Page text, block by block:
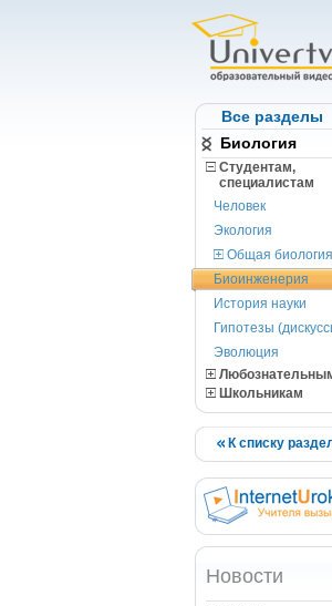
Все разделы
Биология
Студентам,
cпециалистам
Человек
Экология
Общая биология
Биоинженерия
История науки
Гипотезы
Эволюция
Школьникам
К списку
Новости